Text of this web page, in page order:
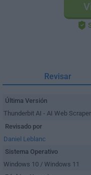
Revisar
Última Versión
Thunderbit AI - AI Web Scraper
Revisado por
Daniel Leblanc
Sistema Operativo
Windows 10 / Windows 11